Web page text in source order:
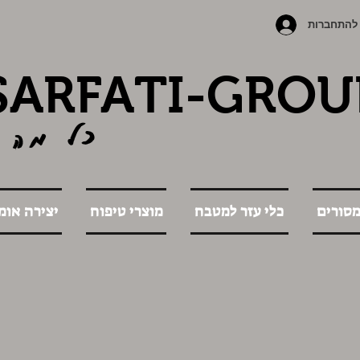
להתחברות
כל
כלי עזר למטבח מוצרי טיפוח יצירה